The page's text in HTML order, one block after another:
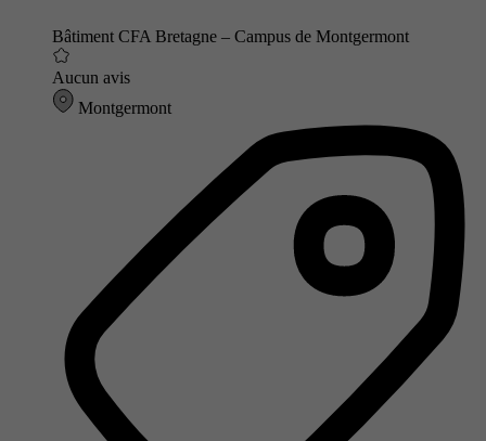
Bâtiment CFA Bretagne – Campus de Montgermont
Aucun avis
Montgermont